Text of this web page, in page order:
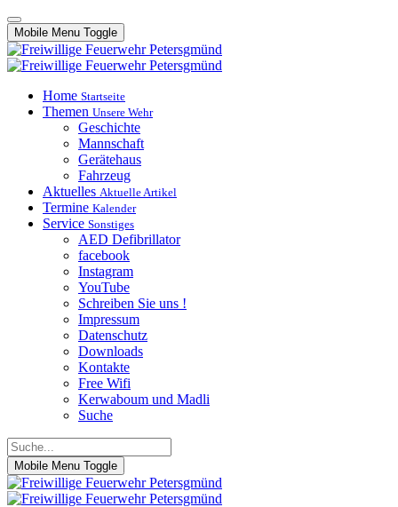
Mobile Menu Toggle
Home Startseite
Themen Unsere Wehr
Geschichte
Mannschaft
Gerätehaus
Fahrzeug
Aktuelles Aktuelle Artikel
Termine Kalender
Service Sonstiges
AED Defibrillator
facebook
Instagram
YouTube
Schreiben Sie uns !
Impressum
Datenschutz
Downloads
Kontakte
Free Wifi
Kerwaboum und Madli
Suche
Mobile Menu Toggle